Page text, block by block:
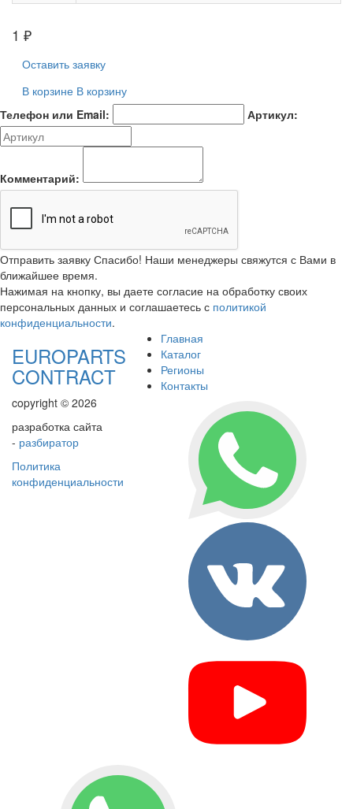
1 ₽
Оставить заявку
В корзине В корзину
Телефон или Email:
Артикул:
Комментарий:
Отправить заявку Спасибо! Наши менеджеры свяжутся с Вами в
ближайшее время.
Нажимая на кнопку, вы даете согласие на обработку своих
персональных данных и соглашаетесь с политикой
конфиденциальности.
EUROPARTS
CONTRACT
copyright © 2026
разработка сайта
- разбиратор
Политика
конфиденциальности
Главная
Каталог
Регионы
Контакты